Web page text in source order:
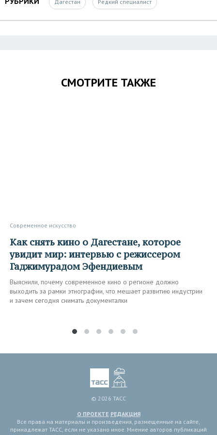
Дагестан Редкий специалист
СМОТРИТЕ ТАКЖЕ
Современное искусство
Как снять кино о Дагестане, которое
увидит мир: интервью с режиссером
Гаджимурадом Эфендиевым
Выяснили, почему современное кино о регионе должно
выходить за рамки этнографии, что мешает развитию индустрии
и зачем сегодня снимать документалки
© 2026 ТАСС
О ПРОЕКТЕ РЕДАКЦИЯ
Все права на материалы и произведения, размещенные на сайте,
принадлежат ТАСС, если не указано иное. Мнение авторов публикаций